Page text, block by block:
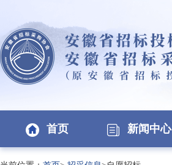
首页 新闻中心